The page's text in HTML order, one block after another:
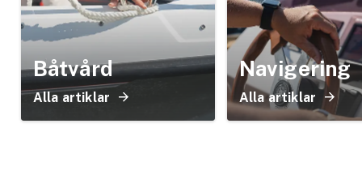
Båtvård
Alla artiklar
Navigering
Alla artiklar